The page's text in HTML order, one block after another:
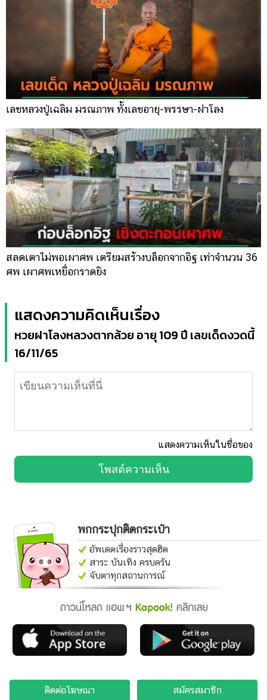
เลขหลวงปู่เฉลิม มรณภาพ ทั้งเลขอายุ-พรรษา-ฝาโลง
สลดเตาไม่พอเผาศพ เตรียมสร้างบล็อกจากอิฐ เท่าจำนวน 36
ศพ เผาศพเหยื่อกราดยิง
แสดงความคิดเห็นเรื่อง
หวยฝาโลงหลวงตากล้วย อายุ 109 ปี เลขเด็ดงวดนี้
16/11/65
แสดงความเห็นในชื่อของ
โพสต์ความเห็น
พกกระปุกติดกระเป๋า
อัพเดตเรื่องราวสุดฮิต
สาระ บันเทิง ครบครัน
จับตาทุกสถานการณ์
ติดต่อโฆษณา สมัครสมาชิก